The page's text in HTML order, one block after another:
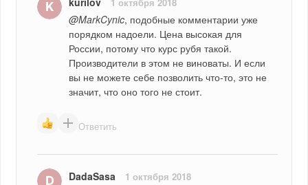
@MarkCynic, подобные комментарии уже
порядком надоели. Цена высокая для
России, потому что курс рубя такой.
Производители в этом не виноваты. И если
вы не можете себе позволить что-то, это не
значит, что оно того не стоит.
Ответить
DadaSasa 1 октября 2018